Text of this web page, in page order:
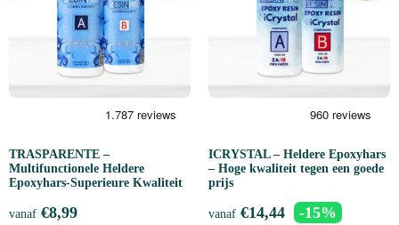
TRASPARENTE –
Multifunctionele Heldere
Epoxyhars-Superieure Kwaliteit
vanaf €8,99
ICRYSTAL – Heldere Epoxyhars
– Hoge kwaliteit tegen een goede
prijs
vanaf €14,44 -15%